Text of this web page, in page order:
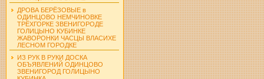
ДРОВА БЕРЁЗОВЫЕ в
ОДИНЦОВО НЕМЧИНОВКЕ
ТРЁХГОРКЕ ЗВЕНИГОРОДЕ
ГОЛИЦЫНО КУБИНКЕ
ЖАВОРОНКИ ЧАСЦЫ ВЛАСИХЕ
ЛЕСНОМ ГОРОДКЕ
ИЗ РУК В РУКИ ДОСКА
ОБЪЯВЛЕНИЙ ОДИНЦОВО
ЗВЕНИГОРОД ГОЛИЦЫНО